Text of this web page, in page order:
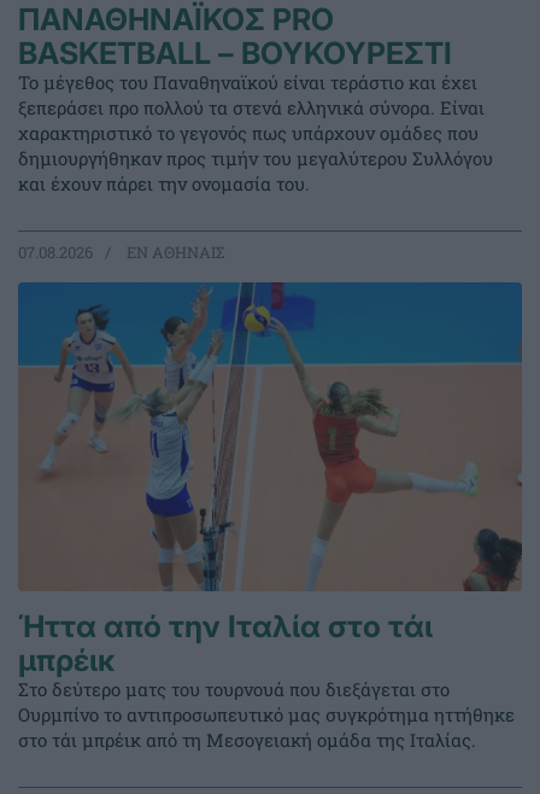
ΠΑΝΑΘΗΝΑΪΚΟΣ PRO
BASKETBALL – ΒΟΥΚΟΥΡΕΣΤΙ
Το μέγεθος του Παναθηναϊκού είναι τεράστιο και έχει
ξεπεράσει προ πολλού τα στενά ελληνικά σύνορα. Είναι
χαρακτηριστικό το γεγονός πως υπάρχουν ομάδες που
δημιουργήθηκαν προς τιμήν του μεγαλύτερου Συλλόγου
και έχουν πάρει την ονομασία του.
07.08.2026 EΝ ΑΘΗΝΑΙΣ
Ήττα από την Ιταλία στο τάι
μπρέικ
Στο δεύτερο ματς του τουρνουά που διεξάγεται στο
Ουρμπίνο το αντιπροσωπευτικό μας συγκρότημα ηττήθηκε
στο τάι μπρέικ από τη Μεσογειακή ομάδα της Ιταλίας.